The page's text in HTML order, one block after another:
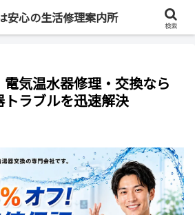
・全国対応・最大83%OFF
電気温水器修理・交換なら
ラブルを迅速解決
安心の生活修理案内所
検索